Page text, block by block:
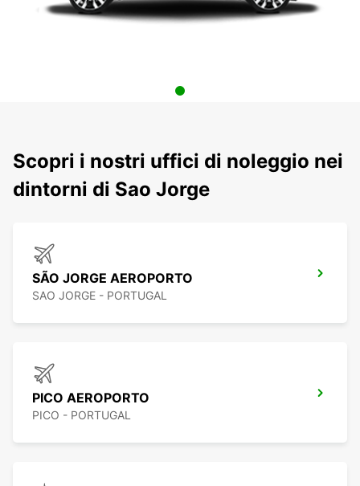
Scopri i nostri uffici di noleggio nei
dintorni di Sao Jorge
SÃO JORGE AEROPORTO
SAO JORGE - PORTUGAL
PICO AEROPORTO
PICO - PORTUGAL